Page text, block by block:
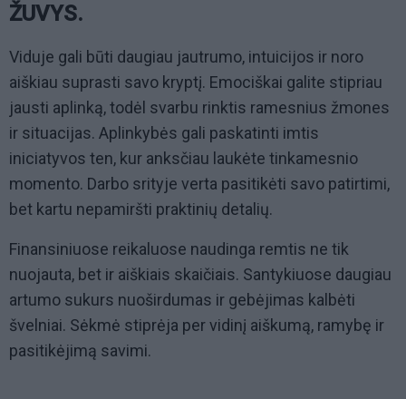
ŽUVYS.
Viduje gali būti daugiau jautrumo, intuicijos ir noro
aiškiau suprasti savo kryptį. Emociškai galite stipriau
jausti aplinką, todėl svarbu rinktis ramesnius žmones
ir situacijas. Aplinkybės gali paskatinti imtis
iniciatyvos ten, kur anksčiau laukėte tinkamesnio
momento. Darbo srityje verta pasitikėti savo patirtimi,
bet kartu nepamiršti praktinių detalių.
Finansiniuose reikaluose naudinga remtis ne tik
nuojauta, bet ir aiškiais skaičiais. Santykiuose daugiau
artumo sukurs nuoširdumas ir gebėjimas kalbėti
švelniai. Sėkmė stiprėja per vidinį aiškumą, ramybę ir
pasitikėjimą savimi.